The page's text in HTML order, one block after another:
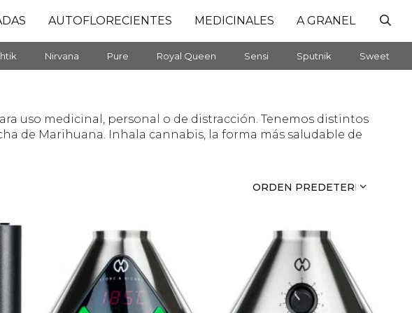
AUTOFLORECIENTES MEDICINALES A GRANEL
Nirvana Pure Royal Queen Sensi Sputnik Sweet
uso medicinal, personal o de distracción. Tenemos distintos
de Marihuana. Inhala cannabis, la forma más saludable de